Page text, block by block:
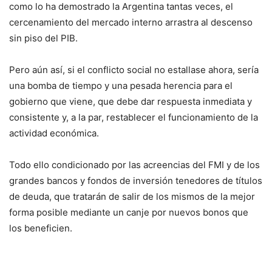
como lo ha demostrado la Argentina tantas veces, el
cercenamiento del mercado interno arrastra al descenso
sin piso del PIB.
Pero aún así, si el conflicto social no estallase ahora, sería
una bomba de tiempo y una pesada herencia para el
gobierno que viene, que debe dar respuesta inmediata y
consistente y, a la par, restablecer el funcionamiento de la
actividad económica.
Todo ello condicionado por las acreencias del FMI y de los
grandes bancos y fondos de inversión tenedores de títulos
de deuda, que tratarán de salir de los mismos de la mejor
forma posible mediante un canje por nuevos bonos que
los beneficien.